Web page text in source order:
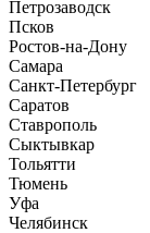
Петрозаводск
Псков
Ростов-на-Дону
Самара
Санкт-Петербург
Саратов
Ставрополь
Сыктывкар
Тольятти
Тюмень
Уфа
Челябинск